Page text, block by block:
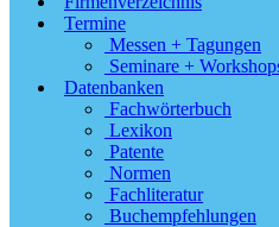
Termine
Messen + Tagungen
Seminare +
Datenbanken
Fachwörterbuch
Lexikon
Patente
Normen
Fachliteratur
Buchempfehlungen